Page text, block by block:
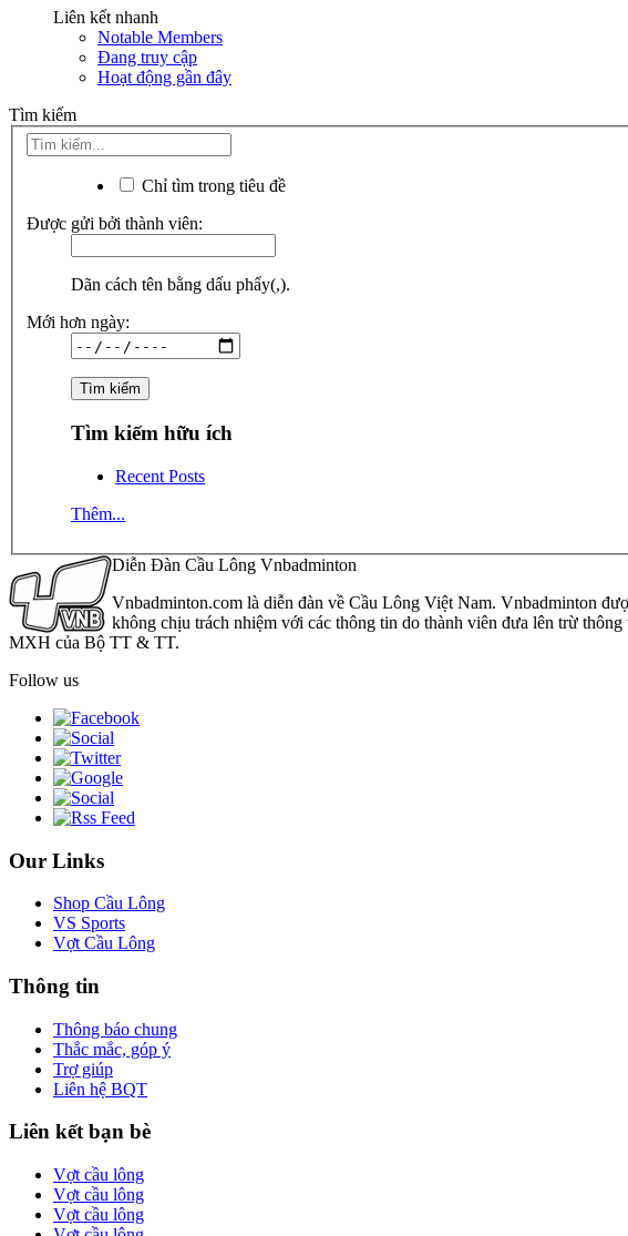
Liên kết nhanh
Notable Members
Đang truy cập
Hoạt động gần đây
Tìm kiếm
Chỉ tìm trong tiêu đề
Được gửi bởi thành viên:
Dãn cách tên bằng dấu phẩy(,).
Mới hơn ngày:
Tìm kiếm hữu ích
Recent Posts
Thêm...
Diễn Đàn Cầu Lông Vnbadminton
Vnbadminton.com là diễn đàn về Cầu Lông Việt Nam. Vnbadminton
không chịu trách nhiệm với các thông tin do thành viên đưa lên trừ
MXH của Bộ TT & TT.
Follow us
Our Links
Shop Cầu Lông
VS Sports
Vợt Cầu Lông
Thông tin
Thông báo chung
Thắc mắc, góp ý
Trợ giúp
Liên hệ BQT
Liên kết bạn bè
Vợt cầu lông
Vợt cầu lông
Vợt cầu lông